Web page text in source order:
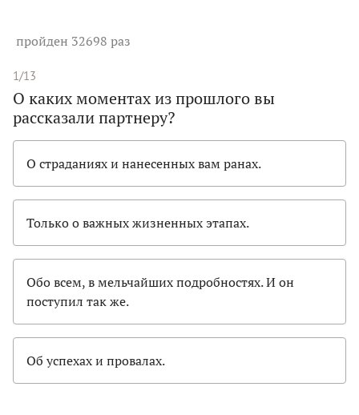
пройден 32698 раз
1/13
О каких моментах из прошлого вы
рассказали партнеру?
О страданиях и нанесенных вам ранах.
Только о важных жизненных этапах.
Обо всем, в мельчайших подробностях. И он
поступил так же.
Об успехах и провалах.